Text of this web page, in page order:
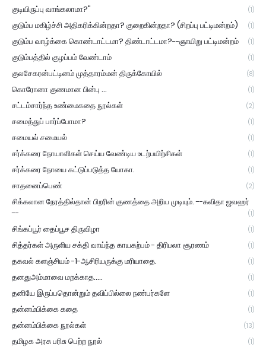
குடியிருப்பு வாங்கலாமா?" (1)
குடும்ப மகிழ்ச்சி அதிகரிக்கின்றதா? குறைகின்றதா? (சிறப்பு பட்டிமன்றம்) (1)
குடும்ப வாழ்க்கை கொண்டாட்டமா? திண்டாட்டமா?--ஞாயிறு பட்டிமன்றம் (1)
குடும்பத்தில் குழப்பம் வேண்டாம் (1)
குலசேகரன்பட்டினம் முத்தாரம்மன் திருக்கோயில் (8)
கொரோனா குணமான பின்பு ... (1)
சட்டம்சார்ந்த உண்மைகதை நூல்கள் (2)
சமைத்துப் பார்ப்போமா? (1)
சமையல் சமையல் (1)
சர்க்கரை நோயாளிகள் செய்ய வேண்டிய உடற்பயிற்சிகள் (1)
சர்க்கரை நோயை கட்டுப்படுத்த யோகா. (1)
சாதனைப்பெண் (2)
சிக்கலான நேரத்தில்தான் பிறரின் குணத்தை அறிய முடியும். --கவிதா ஜவஹர்
--
(1)
சிங்கப்பூர் தைப்பூச திருவிழா (1)
சித்தர்கள் அருளிய சக்தி வாய்ந்த காயகற்பம் - திரிபலா சூரணம் (1)
தகவல் களஞ்சியம் -1-ஆசிரியருக்கு மரியாதை. (1)
தனதுஅம்மாவை மறக்காத..... (1)
தனியே இருப்பதொன்றும் தவிப்பில்லை நண்பர்களே (1)
தன்னம்பிக்கை கதை (1)
தன்னம்பிக்கை நூல்கள் (13)
தமிழக அரசு பரிசு பெற்ற நூல் (1)